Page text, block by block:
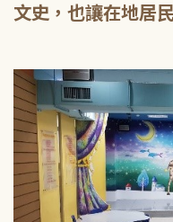
文史，也讓在地居